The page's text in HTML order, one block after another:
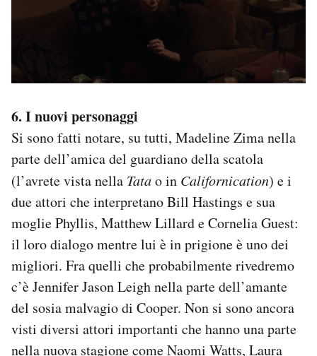
6. I nuovi personaggi
Si sono fatti notare, su tutti, Madeline Zima nella
parte dell’amica del guardiano della scatola
(l’avrete vista nella Tatao in Californication) e i
due attori che interpretano Bill Hastings e sua
moglie Phyllis, Matthew Lillard e Cornelia Guest:
il loro dialogo mentre lui è in prigione è uno dei
migliori. Fra quelli che probabilmente rivedremo
c’è Jennifer Jason Leigh nella parte dell’amante
del sosia malvagio di Cooper. Non si sono ancora
visti diversi attori importanti che hanno una parte
nella nuova stagione come Naomi Watts, Laura